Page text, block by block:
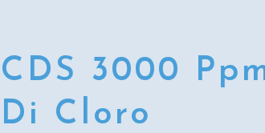
CDS 3000
Di Cloro